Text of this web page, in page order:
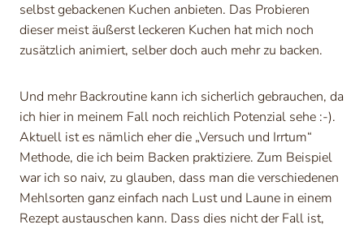
selbst gebackenen Kuchen anbieten. Das Probieren
dieser meist äußerst leckeren Kuchen hat mich noch
zusätzlich animiert, selber doch auch mehr zu backen.
Und mehr Backroutine kann ich sicherlich gebrauchen, da
ich hier in meinem Fall noch reichlich Potenzial sehe :-).
Aktuell ist es nämlich eher die „Versuch und Irrtum“
Methode, die ich beim Backen praktiziere. Zum Beispiel
war ich so naiv, zu glauben, dass man die verschiedenen
Mehlsorten ganz einfach nach Lust und Laune in einem
Rezept austauschen kann. Dass dies nicht der Fall ist,